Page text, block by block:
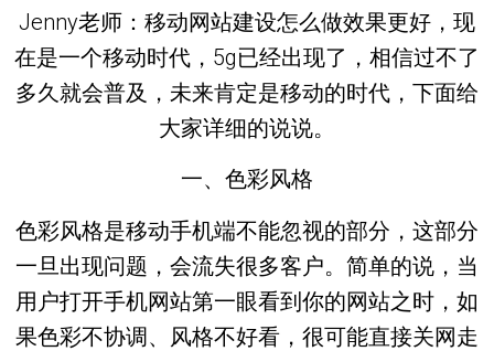
Jenny老师：移动网站建设怎么做效果更好，现
在是一个移动时代，5g已经出现了，相信过不了
多久就会普及，未来肯定是移动的时代，下面给
大家详细的说说。
一、色彩风格
色彩风格是移动手机端不能忽视的部分，这部分
一旦出现问题，会流失很多客户。简单的说，当
用户打开手机网站第一眼看到你的网站之时，如
果色彩不协调、风格不好看，很可能直接关网走